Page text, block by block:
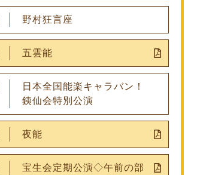
野村狂言座
五雲能
日本全国能楽キャラバン！
銕仙会特別公演
夜能
宝生会定期公演◇午前の部